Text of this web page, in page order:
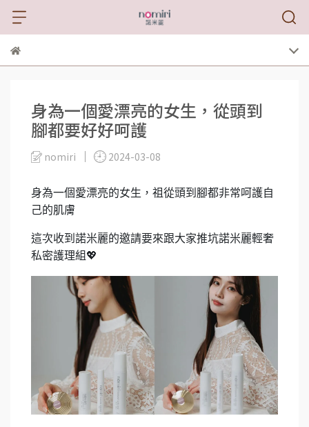
身為一個愛漂亮的女生，從頭到
腳都要好好呵護
nomiri 2024-03-08
身為一個愛漂亮的女生， 祖從頭到腳都非常呵護自
己的肌膚
這次收到諾米麗的邀請要來跟大家推坑諾米麗輕奢
私密護理組💖